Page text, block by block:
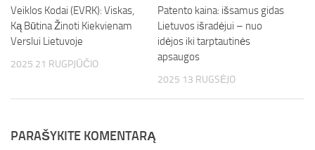
Veiklos Kodai (EVRK): Viskas,
Ką Būtina Žinoti Kiekvienam
Verslui Lietuvoje
2025 21 RUGPJŪČIO
Patento kaina: išsamus gidas
Lietuvos išradėjui – nuo
idėjos iki tarptautinės
apsaugos
2025 13 RUGSĖJO
PARAŠYKITE KOMENTARĄ